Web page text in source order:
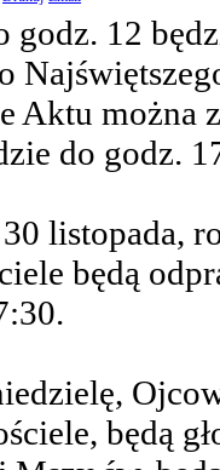
godz. 12
Aktu można
do godz.
listopada,
będą
będą